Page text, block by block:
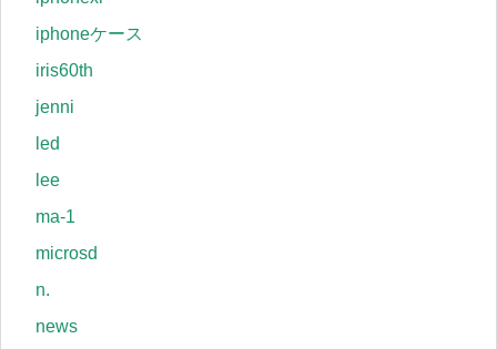
iphoneケース
iris60th
jenni
led
lee
ma-1
microsd
n.
news